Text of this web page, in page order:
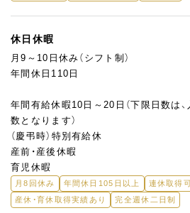
休日休暇
月9～10日休み（シフト制）
年間休日110日
年間有給休暇10日～20日（下限日数は
数となります）
（慶弔時）特別有給休
産前・産後休暇
育児休暇
月8回休み 年間休日105日以上 連休取得
産休・育休取得実績あり
完全週休二日制